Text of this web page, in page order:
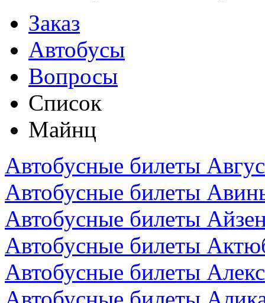
Заказ
Автобусы
Вопросы
Список
Майнц
Автобусные билеты
Автобусные билеты
Автобусные билеты
Автобусные билеты
Автобусные билеты